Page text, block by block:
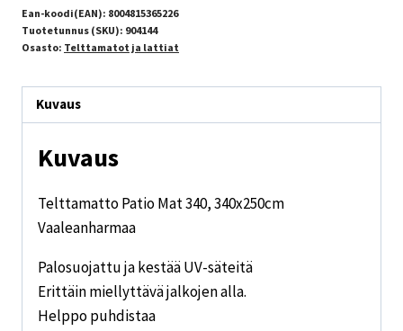
Ean-koodi(EAN): 8004815365226
Tuotetunnus (SKU): 904144
Osasto: Telttamatot ja lattiat
Kuvaus
Kuvaus
Telttamatto Patio Mat 340, 340x250cm
Vaaleanharmaa
Palosuojattu ja kestää UV-säteitä
Erittäin miellyttävä jalkojen alla.
Helppo puhdistaa